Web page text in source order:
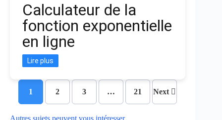
Calculateur de la
fonction exponentielle
en ligne
Lire plus
1 2 3 … 21 Next